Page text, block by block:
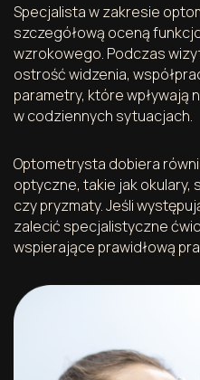
Specjalista w zakresie
szczegółową oceną
wzrokowego. Podczas
ostrość widzenia,
parametry, które wpływają
w codziennych sytuacjach.
Optometrysta dobiera
optyczne, takie jak
czy pryzmaty. Jeśli
zalecić specjalistyczne
wspierające prawidłową